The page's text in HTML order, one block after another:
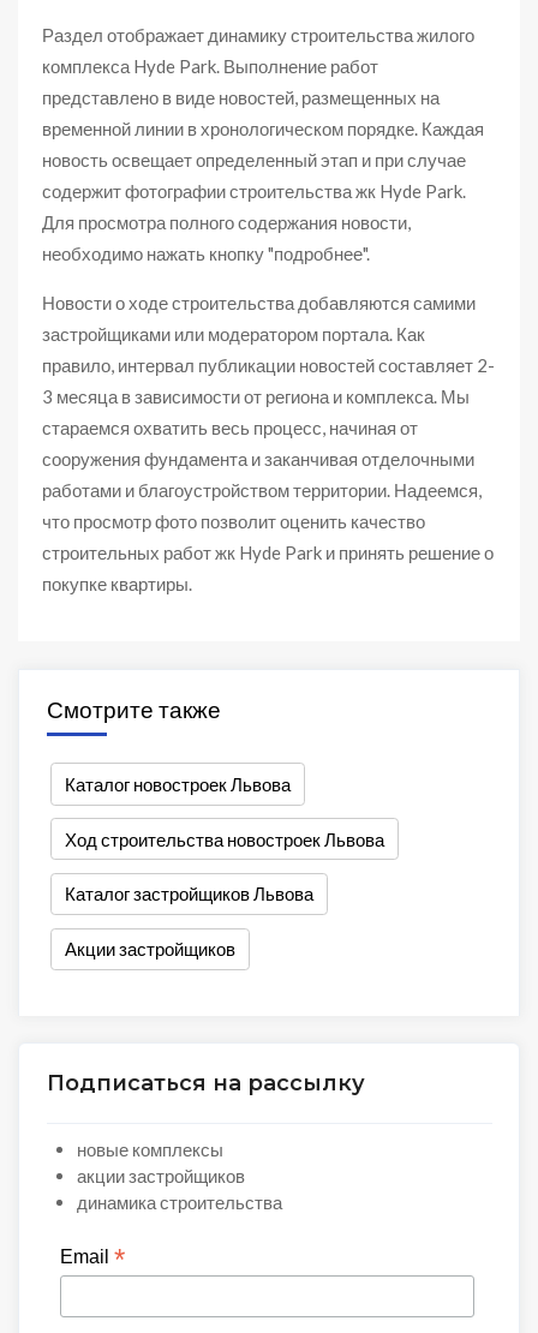
Раздел отображает динамику строительства жилого
комплекса Hyde Park. Выполнение работ
представлено в виде новостей, размещенных на
временной линии в хронологическом порядке. Каждая
новость освещает определенный этап и при случае
содержит фотографии строительства жк Hyde Park.
Для просмотра полного содержания новости,
необходимо нажать кнопку "подробнее".
Новости о ходе строительства добавляются самими
застройщиками или модератором портала. Как
правило, интервал публикации новостей составляет 2-
3 месяца в зависимости от региона и комплекса. Мы
стараемся охватить весь процесс, начиная от
сооружения фундамента и заканчивая отделочными
работами и благоустройством территории. Надеемся,
что просмотр фото позволит оценить качество
строительных работ жк Hyde Park и принять решение о
покупке квартиры.
Смотрите также
Каталог новостроек Львова
Ход строительства новостроек Львова
Каталог застройщиков Львова
Акции застройщиков
Подписаться на рассылку
новые комплексы
акции застройщиков
динамика строительства
Email *